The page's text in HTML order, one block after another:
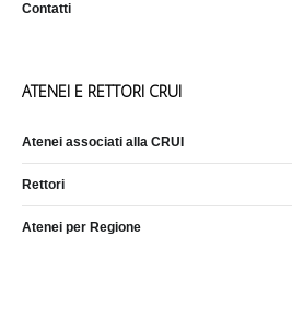
Contatti
ATENEI E RETTORI CRUI
Atenei associati alla CRUI
Rettori
Atenei per Regione